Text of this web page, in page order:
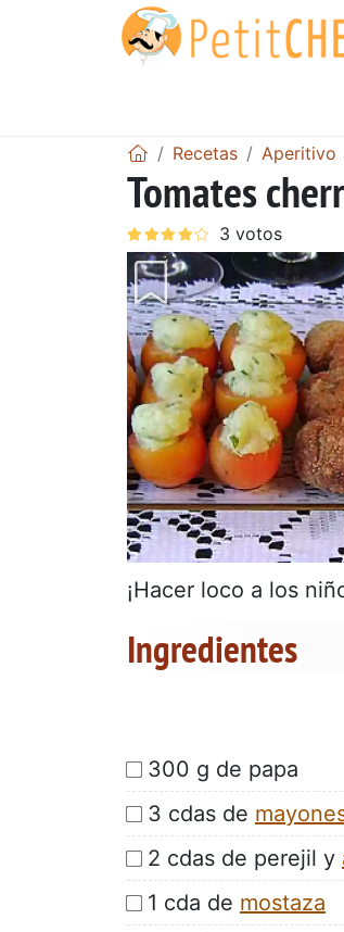
Recetas Aperitivo
Tomates
¡Hacer loco a los
Ingredientes
300 g de papa
3 cdas de
2 cdas de perejil y
1 cda de mostaza